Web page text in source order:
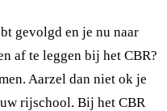
gevolgd en je nu naar
af te leggen bij het CBR?
Aarzel dan niet ok je
rijschool. Bij het CBR